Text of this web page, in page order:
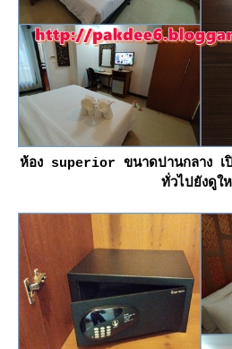
ห้อง superior ขนาดปานกลาง เ
ทั่วไปยังดูใ